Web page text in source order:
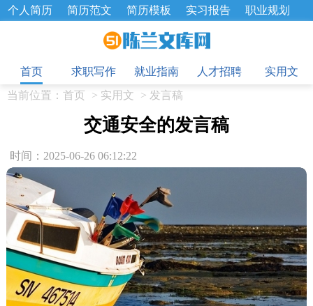
个人简历 简历范文 简历模板 实习报告
职业规划
招聘选拔 绩效考核 企业文化
工作总结
辞职报告
首页
求职写作 就业指南 人才招聘
实用文
当前位置： 首页 > 实用文 > 发言稿
交通安全的发言稿
时间：2025-06-26 06:12:22